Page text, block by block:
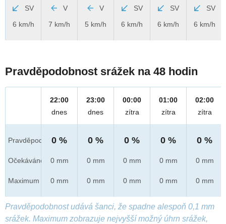
SV
6 km/h
V
7 km/h
V
5 km/h
SV
6 km/h
SV
6 km/h
SV
6 km/h
Pravděpodobnost srážek na 48 hodin
Pravděpod.
Očekáváno
Maximum
22:00
dnes
0 %
0 mm
0 mm
23:00
dnes
0 %
0 mm
0 mm
00:00
zítra
0 %
0 mm
0 mm
01:00
zítra
0 %
0 mm
0 mm
02:00
zítra
0 %
0 mm
0 mm
Pravděpodobnost udává šanci, že spadne alespoň 0,1 mm
srážek. Maximum zobrazuje nejvyšší možný úhrn srážek,